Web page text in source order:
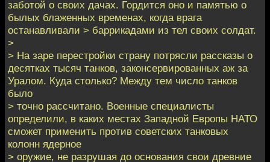
заботой о своих дачах. Гордится оно и памятью о
былых блаженных временах, когда врага
останавливали > баррикадами из тел своих солдат.
>
> На заре перестройки страну потрясли рассказы о
десятках тысяч танков, законсервированных аж за
Уралом. Куда столько? Между тем число танков
было
> точно рассчитано. Военные специалисты
определили, в каких местах Западной Европы НАТО
сможет применить против советских танковых
колонн ядерное
> оружие, не разрушая до основания свои древние